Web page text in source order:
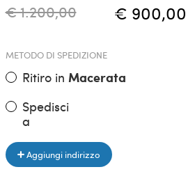
€ 1.200,00 € 900,00
METODO DI SPEDIZIONE
Ritiro in Macerata
Spedisci
a
Aggiungi indirizzo